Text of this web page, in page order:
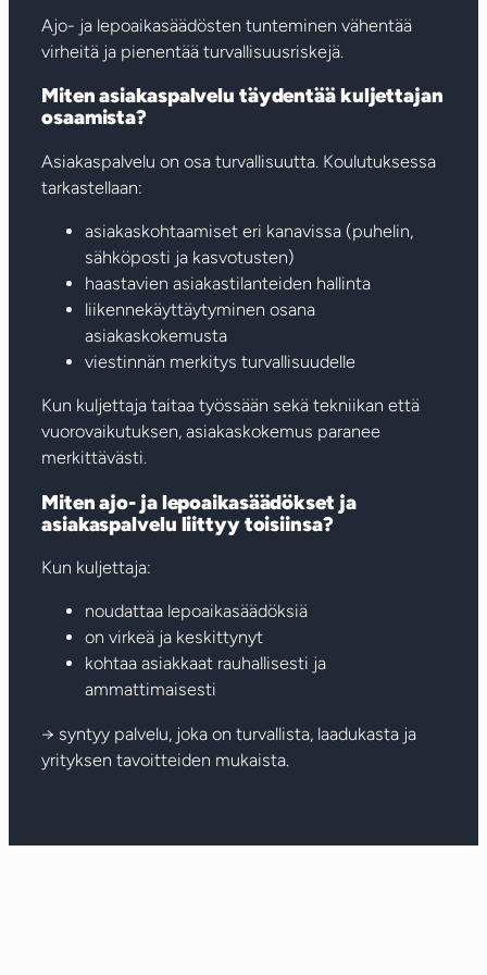
Ajo- ja lepoaikasäädösten tunteminen vähentää
virheitä ja pienentää turvallisuusriskejä.
Miten asiakaspalvelu täydentää kuljettajan
osaamista?
Asiakaspalvelu on osa turvallisuutta. Koulutuksessa
tarkastellaan:
asiakaskohtaamiset eri kanavissa (puhelin,
sähköposti ja kasvotusten)
haastavien asiakastilanteiden hallinta
liikennekäyttäytyminen osana
asiakaskokemusta
viestinnän merkitys turvallisuudelle
Kun kuljettaja taitaa työssään sekä tekniikan että
vuorovaikutuksen, asiakaskokemus paranee
merkittävästi.
Miten ajo- ja lepoaikasäädökset ja
asiakaspalvelu liittyy toisiinsa?
Kun kuljettaja:
noudattaa lepoaikasäädöksiä
on virkeä ja keskittynyt
kohtaa asiakkaat rauhallisesti ja
ammattimaisesti
→ syntyy palvelu, joka on turvallista, laadukasta ja
yrityksen tavoitteiden mukaista.